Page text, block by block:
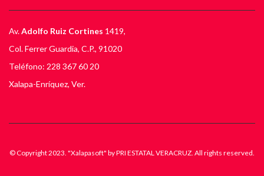
Av.Adolfo Ruiz Cortines 1419,
Col. Ferrer Guardia, C.P., 91020
Teléfono: 228 367 60 20
Xalapa-Enríquez, Ver.
© Copyright 2023. "Xalapasoft" by PRI ESTATAL VERACRUZ. All rights reserved.